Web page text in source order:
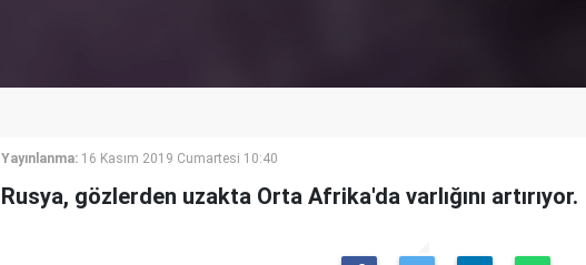
Yayınlanma: 16 Kasım 2019 Cumartesi 10:40
Rusya, gözlerden uzakta Orta Afrika'da varlığını artırıyor.